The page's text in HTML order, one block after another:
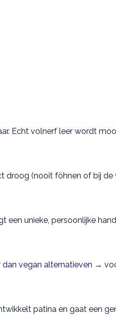
Echt volnerf leer wordt
droog (nooit föhnen of bij de
een unieke, persoonlijke
dan vegan alternatieven →
patina en gaat een